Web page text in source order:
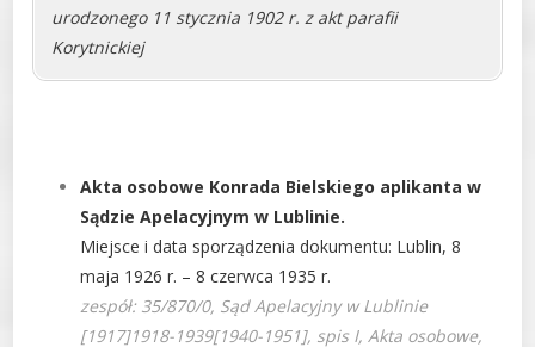
urodzonego 11 stycznia 1902 r. z akt parafii
Korytnickiej
Akta osobowe Konrada Bielskiego aplikanta w
Sądzie Apelacyjnym w Lublinie.
Miejsce i data sporządzenia dokumentu: Lublin, 8
maja 1926 r. – 8 czerwca 1935 r.
zespół: 35/870/0, Sąd Apelacyjny w Lublinie
[1917]1918-1939[1940-1951], spis I, Akta osobowe,